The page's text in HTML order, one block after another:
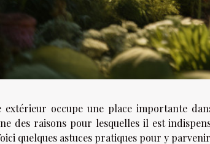
extérieur occupe une place importante
des raisons pour lesquelles il est
quelques astuces pratiques pour y